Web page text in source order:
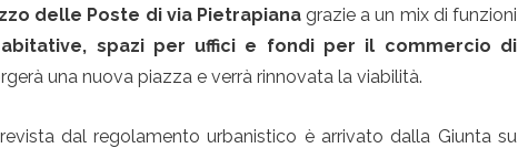
delle Poste di via Pietrapianagrazie a un mix di funzioni
spazi per uffici e fondi per il commercio di
una nuova piazza e verrà rinnovata la viabilità.
dal regolamento urbanistico è arrivato dalla Giunta su